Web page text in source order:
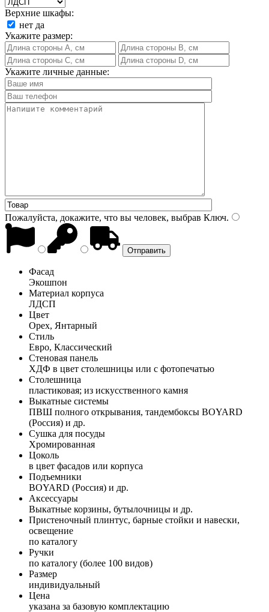
Верхние шкафы:
нет да
Укажите размер:
Укажите личные данные:
Пожалуйста, докажите, что вы человек, выбрав Ключ.
Фасад
Экошпон
Материал корпуса
ЛДСП
Цвет
Орех, Янтарный
Стиль
Евро, Классический
Стеновая панель
ХДФ в цвет столешницы или с фотопечатью
Столешница
пластиковая; из искусственного камня
Выкатные системы
ПВШ полного открывания, тандембоксы BOYARD
(Россия) и др.
Сушка для посуды
Хромированная
Цоколь
в цвет фасадов или корпуса
Подъемники
BOYARD (Россия) и др.
Аксессуары
Выкатные корзины, бутылочницы и др.
Пристеночный плинтус, барные стойки и навески,
освещение
по каталогу
Ручки
по каталогу (более 100 видов)
Размер
индивидуальный
Цена
указана за базовую комплектацию